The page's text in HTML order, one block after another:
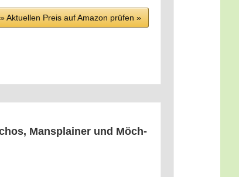
» Aktu­el­len Preis auf Ama­zon prü­fen »
Mans­plai­ner und Möch­